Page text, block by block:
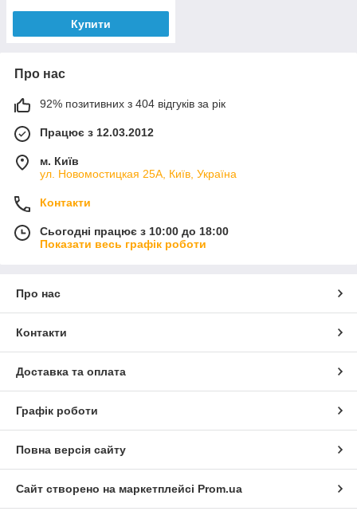
Купити
Про нас
92% позитивних з 404 відгуків за рік
Працює з 12.03.2012
м. Київ
ул. Новомостицкая 25А, Київ, Україна
Контакти
Сьогодні працює з 10:00 до 18:00
Показати весь графік роботи
Про нас
Контакти
Доставка та оплата
Графік роботи
Повна версія сайту
Сайт створено на маркетплейсі Prom.ua